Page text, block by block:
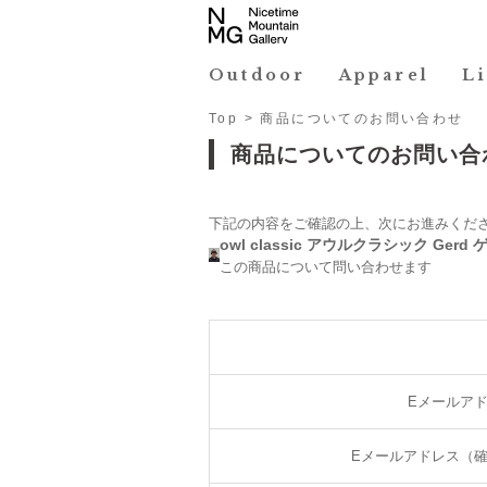
Outdoor Apparel
Top > 商品についてのお問い合わせ
商品についてのお問い合
下記の内容をご確認の上、次にお進みくださ
owl classic アウルクラシック Gerd
この商品について問い合わせます
Eメールア
Eメールアドレス（確